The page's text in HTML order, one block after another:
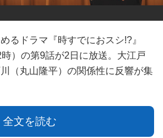
るドラマ『時すでにおスシ!?』
時）の第9話が2日に放送。大江戸
（丸山隆平）の関係性に反響が集
全文を読む